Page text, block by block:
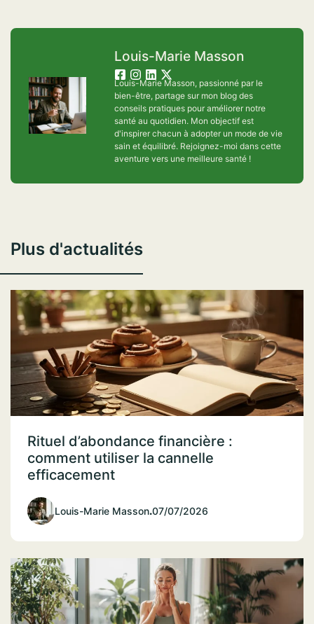
Louis-Marie Masson
Louis-Marie Masson, passionné par le
bien-être, partage sur mon blog des
conseils pratiques pour améliorer notre
santé au quotidien. Mon objectif est
d'inspirer chacun à adopter un mode de vie
sain et équilibré. Rejoignez-moi dans cette
aventure vers une meilleure santé !
Plus d'actualités
Rituel d’abondance financière :
comment utiliser la cannelle
efficacement
Louis-Marie Masson.07/07/2026